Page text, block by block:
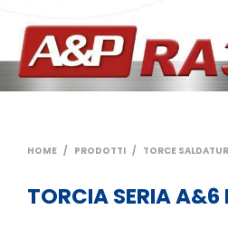
HOME / PRODOTTI / TORCE
TORCIA SERIA